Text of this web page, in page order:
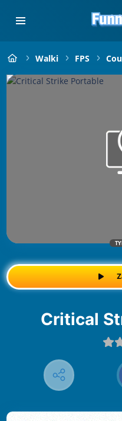
Walki FPS
Critical